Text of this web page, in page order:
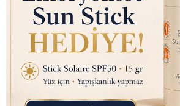
₺ 350.00 ₺ 145.00